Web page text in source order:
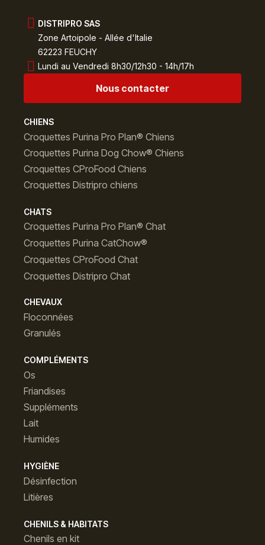
CHIENS
Croquettes Purina Pro Plan® Chiens
Croquettes Purina Dog Chow® Chiens
Croquettes CProFood Chiens
Croquettes Distripro chiens
CHATS
Croquettes Purina Pro Plan® Chat
Croquettes Purina CatChow®
Croquettes CProFood Chat
Croquettes Distripro Chat
CHEVAUX
Floconnées
Granulés
DISTRIPRO SAS
Zone Artoipole - Allée d'Italie
62223 FEUCHY
Lundi au Vendredi 8h30/12h30 - 14h/17h
Nous contacter
COMPLÉMENTS
Os
Friandises
Suppléments
Lait
Humides
HYGIÈNE
Désinfection
Litières
CHENILS & HABITATS
Chenils en kit